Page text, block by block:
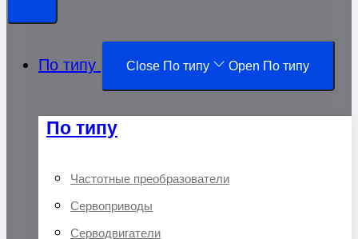
По типу Close По типу Open По типу
По типу
Частотные преобразователи
Сервоприводы
Серводвигатели